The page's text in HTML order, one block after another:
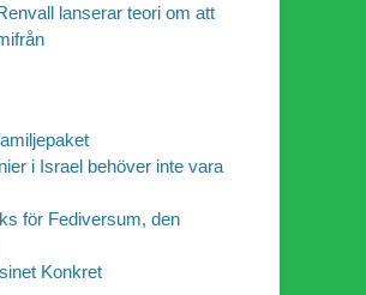
lanserar teori om att
i Israel behöver inte vara
för Fediversum, den
Konkret